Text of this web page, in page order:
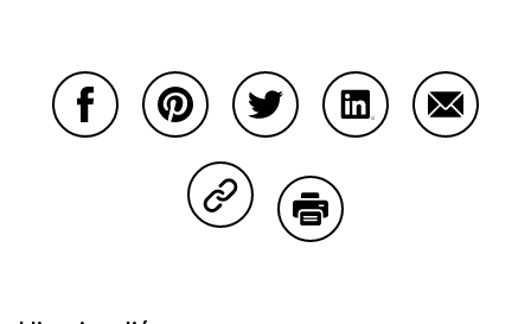
Partager sur Copy Link